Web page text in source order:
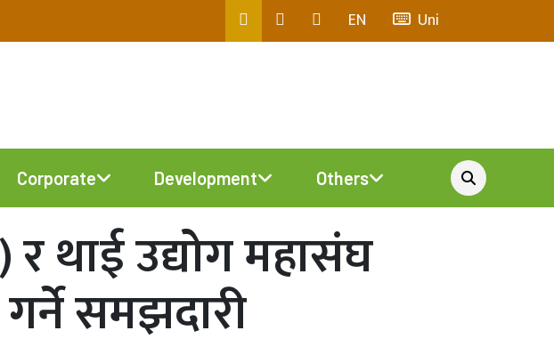
EN Uni
Corporate Development Others
थाई उद्योग महासंघ
समझदारी